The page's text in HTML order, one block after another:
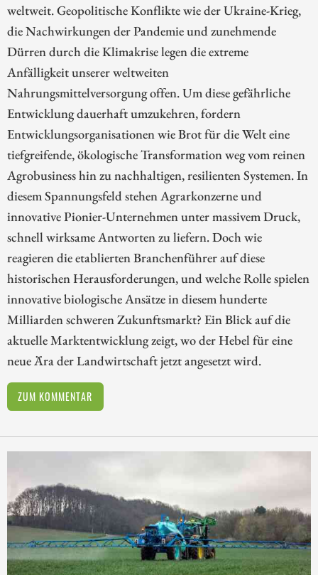
weltweit. Geopolitische Konflikte wie der Ukraine-Krieg,
die Nachwirkungen der Pandemie und zunehmende
Dürren durch die Klimakrise legen die extreme
Anfälligkeit unserer weltweiten
Nahrungsmittelversorgung offen. Um diese gefährliche
Entwicklung dauerhaft umzukehren, fordern
Entwicklungsorganisationen wie Brot für die Welt eine
tiefgreifende, ökologische Transformation weg vom reinen
Agrobusiness hin zu nachhaltigen, resilienten Systemen. In
diesem Spannungsfeld stehen Agrarkonzerne und
innovative Pionier-Unternehmen unter massivem Druck,
schnell wirksame Antworten zu liefern. Doch wie
reagieren die etablierten Branchenführer auf diese
historischen Herausforderungen, und welche Rolle spielen
innovative biologische Ansätze in diesem hunderte
Milliarden schweren Zukunftsmarkt? Ein Blick auf die
aktuelle Marktentwicklung zeigt, wo der Hebel für eine
neue Ära der Landwirtschaft jetzt angesetzt wird.
ZUM KOMMENTAR